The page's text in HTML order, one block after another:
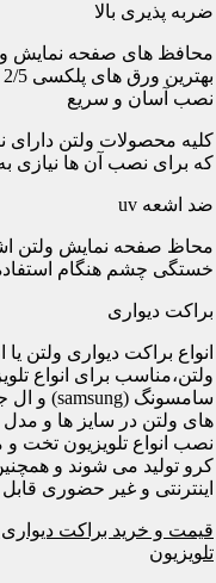
ضربه پذیری بالا
محافظ های صفحه نمایش
بهترین ورق های پلکسی 2/5 میل و 2/8 میل تایوانی ساخته شدند.
نصب آسان و سریع
کلیه محصولات ولتن
که برای نصب آن ها نیازی
ضد اشعه uv
خستگی چشم هنگام استفاده
براکت دیواری
انواع براکت دیواری ولتن
ولتن،مناسب برای انواع
های ولتن در سایز ها و
نصب انواع تلویزیون تخت
کرو تولید می شوند و
اینترنتی و غیر حضوری
قیمت و خرید براکت دیواری
تلویزیون